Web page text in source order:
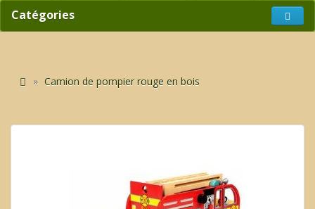
Catégories
Camion de pompier rouge en bois